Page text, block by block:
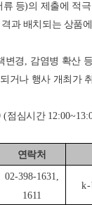
류 등)의 제출에 적
과 배치되는 상품
변경 , 감염병 확산
거나 행사 개최가
(점심시간
연락처
02-398-1631,
1611